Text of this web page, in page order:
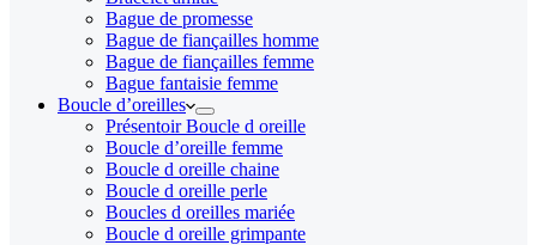
Bague de promesse
Bague de fiançailles homme
Bague de fiançailles femme
Bague fantaisie femme
Boucle d’oreilles
Présentoir Boucle d oreille
Boucle d’oreille femme
Boucle d oreille chaine
Boucle d oreille perle
Boucles d oreilles mariée
Boucle d oreille grimpante